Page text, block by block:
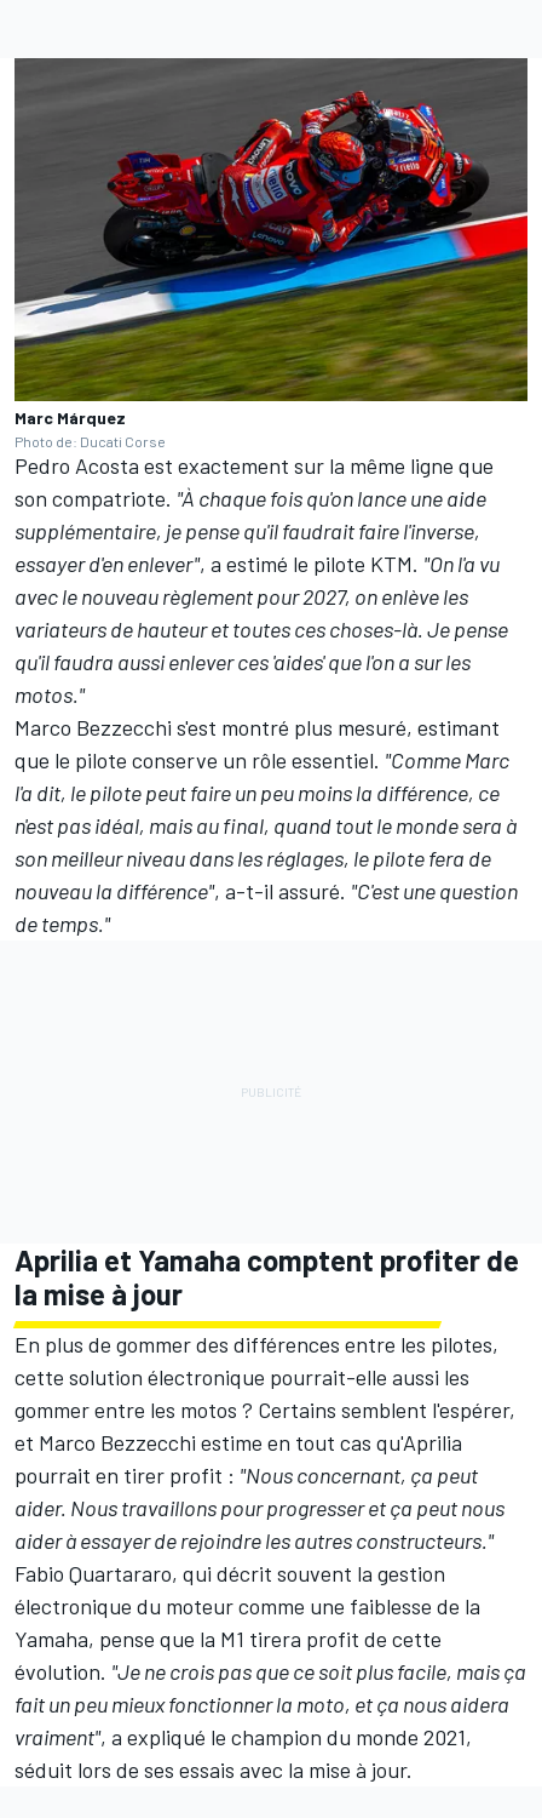
Marc Márquez
Photo de: Ducati Corse
Pedro Acosta est exactement sur la même ligne que
son compatriote. "À chaque fois qu'on lance une aide
supplémentaire, je pense qu'il faudrait faire l'inverse,
essayer d'en enlever", a estimé le pilote KTM. "On l'a vu
avec le nouveau règlement pour 2027, on enlève les
variateurs de hauteur et toutes ces choses-là. Je pense
qu'il faudra aussi enlever ces 'aides' que l'on a sur les
motos."
Marco Bezzecchi s'est montré plus mesuré, estimant
que le pilote conserve un rôle essentiel. "Comme Marc
l'a dit, le pilote peut faire un peu moins la différence, ce
n'est pas idéal, mais au final, quand tout le monde sera à
son meilleur niveau dans les réglages, le pilote fera de
nouveau la différence", a-t-il assuré. "C'est une question
de temps."
Aprilia et Yamaha comptent profiter de
la mise à jour
En plus de gommer des différences entre les pilotes,
cette solution électronique pourrait-elle aussi les
gommer entre les motos ? Certains semblent l'espérer,
et Marco Bezzecchi estime en tout cas qu'Aprilia
pourrait en tirer profit : "Nous concernant, ça peut
aider. Nous travaillons pour progresser et ça peut nous
aider à essayer de rejoindre les autres constructeurs."
Fabio Quartararo, qui décrit souvent la gestion
électronique du moteurcomme une faiblesse de la
Yamaha, pense que la M1 tirera profit de cette
évolution. "Je ne crois pas que ce soit plus facile, mais ça
fait un peu mieux fonctionner la moto, et ça nous aidera
vraiment", a expliqué le champion du monde 2021,
séduit lors de ses essais avec la mise à jour.